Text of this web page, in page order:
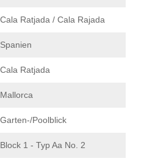
Cala Ratjada / Cala Rajada
Spanien
Cala Ratjada
Mallorca
Garten-/Poolblick
Block 1 - Typ Aa No. 2